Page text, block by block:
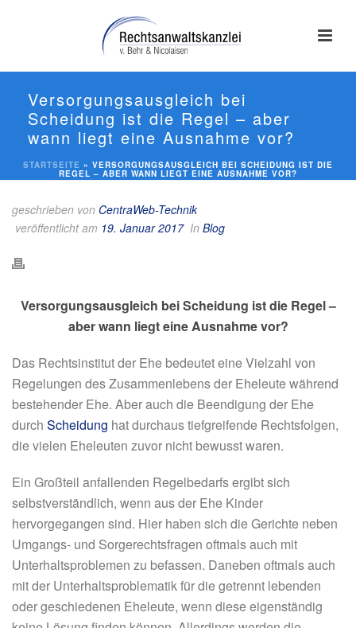
Versorgungsausgleich bei
Scheidung ist die Regel – aber
wann liegt eine Ausnahme vor?
STARTSEITE » VERSORGUNGSAUSGLEICH BEI SCHEIDUNG IST DIE
REGEL – ABER WANN LIEGT EINE AUSNAHME VOR?
geschrieben von CentraWeb-Technik
veröffentlicht am 19. Januar 2017 In Blog
Versorgungsausgleich bei Scheidung ist die Regel –
aber wann liegt eine Ausnahme vor?
Das Rechtsinstitut der Ehe bedeutet eine Vielzahl von
Regelungen des Zusammenlebens der Eheleute während
bestehender Ehe. Aber auch die Beendigung der Ehe
durch Scheidung hat durchaus tiefgreifende Rechtsfolgen,
die vielen Eheleuten zuvor nicht bewusst waren.
Ein Großteil anfallenden Regelbedarfs ergibt sich
selbstverständlich, wenn aus der Ehe Kinder
hervorgegangen sind. Hier haben sich die Gerichte neben
Umgangs- und Sorgerechtsfragen oftmals auch mit
Unterhaltsproblemen zu befassen. Daneben oftmals auch
mit der Unterhaltsproblematik für die getrennt lebenden
oder geschiedenen Eheleute, wenn diese eigenständig